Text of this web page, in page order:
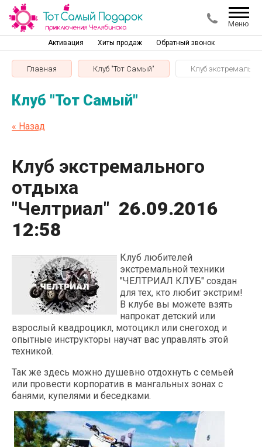
Меню
Активация Хиты продаж Обратный звонок
Главная Клуб "Тот Самый" Клуб
Клуб "Тот Самый"
« Назад
Клуб экстремального
отдыха
"Челтриал" 26.09.2016
12:58
Клуб любителей
экстремальной техники
"ЧЕЛТРИАЛ КЛУБ" создан
для тех, кто любит экстрим!
В клубе вы можете взять
напрокат детский или
взрослый квадроцикл, мотоцикл или снегоход и
опытные инструкторы научат вас управлять этой
техникой.
Так же здесь можно душевно отдохнуть с семьей
или провести корпоратив в мангальных зонах с
банями, купелями и беседками.